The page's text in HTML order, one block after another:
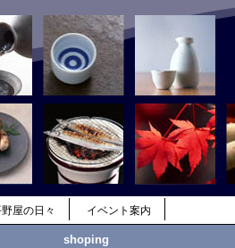
屋の日々 イベント案内
shoping